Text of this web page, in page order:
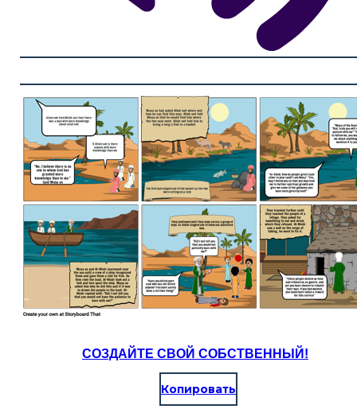
СОЗДАЙТЕ СВОЙ СОБСТВЕННЫЙ!
Копировать